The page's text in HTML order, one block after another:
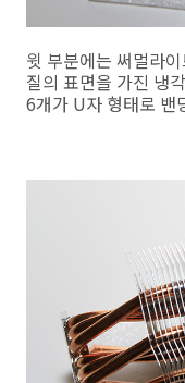
윗 부분에는 써멀라
질의 표면을 가진 냉
6개가 U자 형태로 밴